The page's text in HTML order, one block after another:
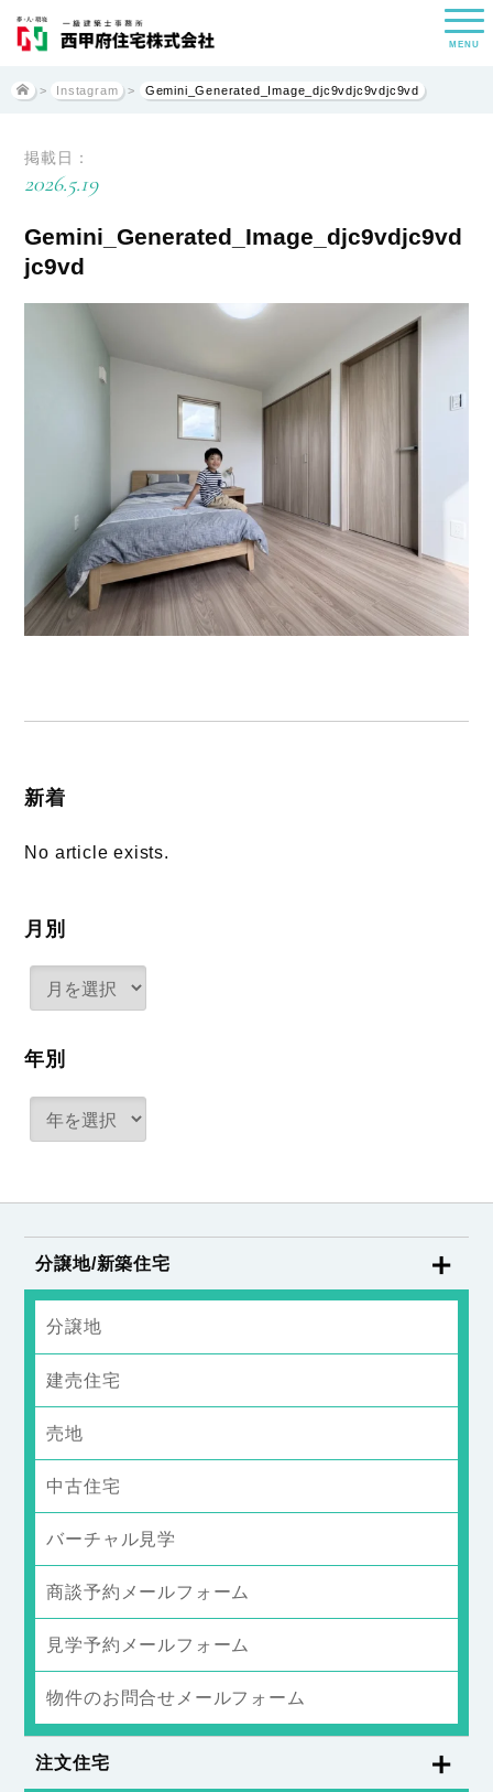
MENU
> Instagram > Gemini_Generated_Image_djc9vdjc9vdjc9vd
掲載日：
2026.5.19
Gemini_Generated_Image_djc9vdjc9vd
jc9vd
新着
No article exists.
月別
年別
分譲地/新築住宅
分譲地
建売住宅
売地
中古住宅
バーチャル見学
商談予約メールフォーム
見学予約メールフォーム
物件のお問合せメールフォーム
注文住宅